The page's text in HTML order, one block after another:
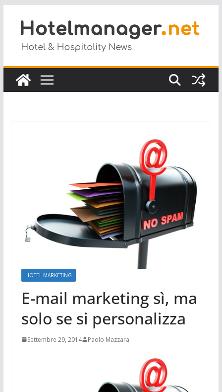
HOTEL MARKETING
E-mail marketing sì, ma
solo se si personalizza
Settembre 29, 2014 Paolo Mazzara